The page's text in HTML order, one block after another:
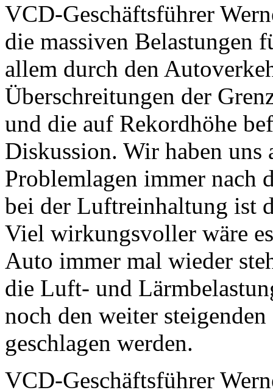
VCD-Geschäftsführer
die massiven Belastungen
allem durch den
Überschreitungen der
und die auf Rekordhöhe
Diskussion. Wir haben uns
Problemlagen immer nach
bei der Luftreinhaltung ist
Viel wirkungsvoller wäre
Auto immer mal wieder
die Luft- und
noch den weiter
geschlagen werden.
VCD-Geschäftsführer